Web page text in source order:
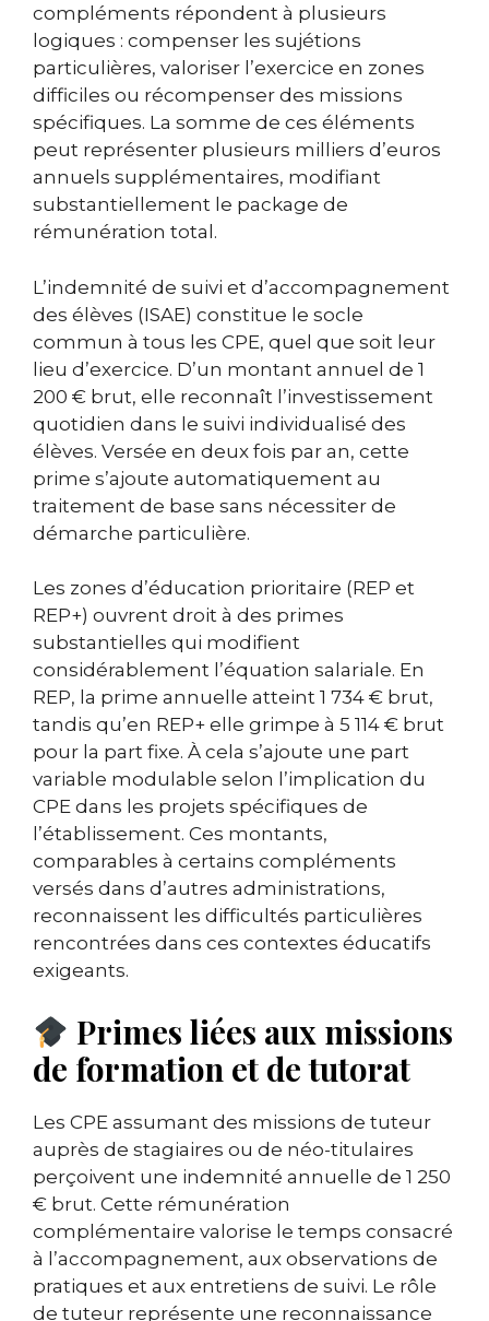
compléments répondent à plusieurs
logiques : compenser les sujétions
particulières, valoriser l’exercice en zones
difficiles ou récompenser des missions
spécifiques. La somme de ces éléments
peut représenter plusieurs milliers d’euros
annuels supplémentaires, modifiant
substantiellement le package de
rémunération total.
L’indemnité de suivi et d’accompagnement
des élèves (ISAE) constitue le socle
commun à tous les CPE, quel que soit leur
lieu d’exercice. D’un montant annuel de 1
200 € brut, elle reconnaît l’investissement
quotidien dans le suivi individualisé des
élèves. Versée en deux fois par an, cette
prime s’ajoute automatiquement au
traitement de base sans nécessiter de
démarche particulière.
Les zones d’éducation prioritaire (REP et
REP+) ouvrent droit à des primes
substantielles qui modifient
considérablement l’équation salariale. En
REP, la prime annuelle atteint 1 734 € brut,
tandis qu’en REP+ elle grimpe à 5 114 € brut
pour la part fixe. À cela s’ajoute une part
variable modulable selon l’implication du
CPE dans les projets spécifiques de
l’établissement. Ces montants,
comparables à certains compléments
versés dans d’autres administrations,
reconnaissent les difficultés particulières
rencontrées dans ces contextes éducatifs
exigeants.
Primes liées aux missions
de formation et de tutorat
Les CPE assumant des missions de tuteur
auprès de stagiaires ou de néo-titulaires
perçoivent une indemnité annuelle de 1 250
€ brut. Cette rémunération
complémentaire valorise le temps consacré
à l’accompagnement, aux observations de
pratiques et aux entretiens de suivi. Le rôle
de tuteur représente une reconnaissance